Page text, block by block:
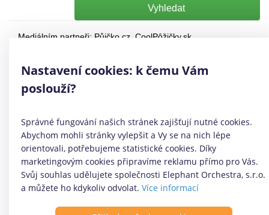
Mediálním partneři: Půjčko.cz CoolPôžičky.sk
©CoolPujcky.cz - Nejrychlejší půjčka ihned na účet
Váš nezávislý odborný srovnávač půjček pro rok 2026
Provozovatel:Elephant Orchestra, s.r.o. Ve spolupráci sÚspory.cz
|Povinně zveřejňované informace | Informace o řazení
produktových nabídek
Nastavení cookies: k čemu Vám
poslouží?
Správné fungování našich stránek zajišťují nutné cookies.
Abychom mohli stránky vylepšit a Vy se na nich lépe
orientovali, potřebujeme statistické cookies. Díky
marketingovým cookies připravíme reklamu přímo pro Vás.
Svůj souhlas udělujete společnosti Elephant Orchestra, s.r.o.
a můžete ho kdykoliv odvolat. Více informací